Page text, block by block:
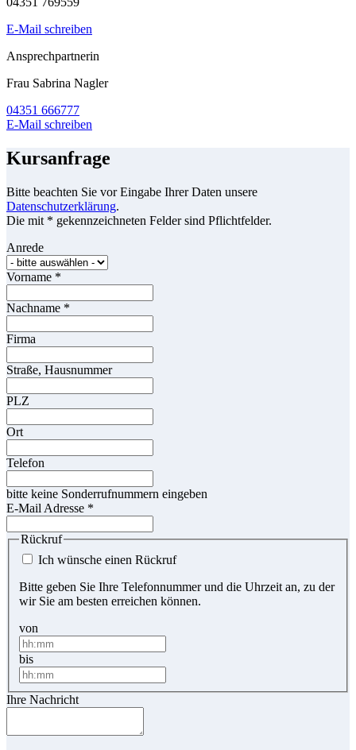
E-Mail schreiben
Ansprechpartnerin
Frau Sabrina Nagler
04351 666777
E-Mail schreiben
Kursanfrage
Bitte beachten Sie vor Eingabe Ihrer Daten unsere
Datenschutzerklärung.
Die mit * gekennzeichneten Felder sind Pflichtfelder.
Anrede
Vorname *
Nachname *
Firma
Straße, Hausnummer
PLZ
Ort
Telefon
bitte keine Sonderrufnummern eingeben
E-Mail Adresse *
Rückruf
Ich wünsche einen Rückruf
Bitte geben Sie Ihre Telefonnummer und die Uhrzeit an, zu der
wir Sie am besten erreichen können.
von
bis
Ihre Nachricht